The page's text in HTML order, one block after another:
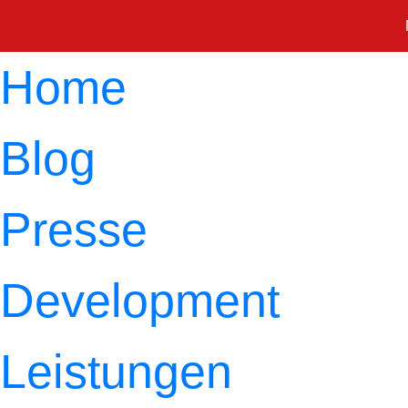
Home
Blog
Presse
Development
Leistungen